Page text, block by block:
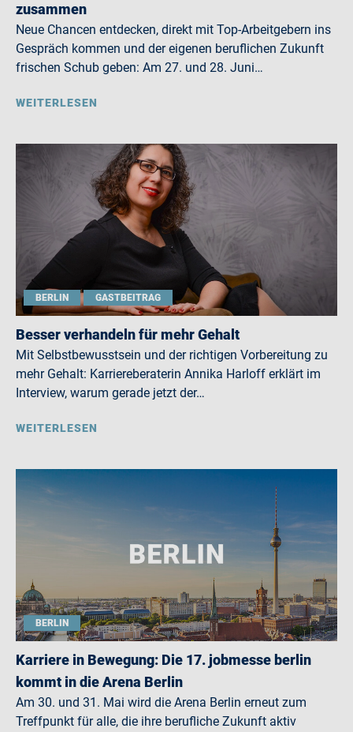
zusammen
Neue Chancen entdecken, direkt mit Top-Arbeitgebern ins
Gespräch kommen und der eigenen beruflichen Zukunft
frischen Schub geben: Am 27. und 28. Juni…
WEITERLESEN
BERLIN GASTBEITRAG
Besser verhandeln für mehr Gehalt
Mit Selbstbewusstsein und der richtigen Vorbereitung zu
mehr Gehalt: Karriereberaterin Annika Harloff erklärt im
Interview, warum gerade jetzt der…
WEITERLESEN
BERLIN
Karriere in Bewegung: Die 17. jobmesse berlin
kommt in die Arena Berlin
Am 30. und 31. Mai wird die Arena Berlin erneut zum
Treffpunkt für alle, die ihre berufliche Zukunft aktiv